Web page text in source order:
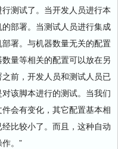
测试了。当开发人员进行本
部署。当测试人员进行集成
署。与机器数量无关的配置
量等相关的配置可以放在另
前，开发人员和测试人员已
该脚本进行的测试。当我们
会有变化，其它配置基本相
比较小了。而且，这种自动
。”